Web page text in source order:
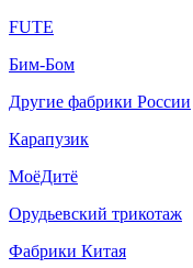
FUTE
Бим-Бом
Другие фабрики России
Карапузик
МоёДитё
Орудьевский трикотаж
Фабрики Китая